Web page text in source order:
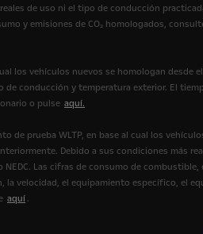
de uso ni el tipo de conducción
y emisiones de CO₂ homologados,
los vehículos nuevos se homologan desde
conducción y temperatura exterior. El
o pulse aquí.
prueba WLTP, en base al cual los
Debido a sus condiciones más
Las cifras de consumo de combustible,
velocidad, el equipamiento específico, el
aquí .